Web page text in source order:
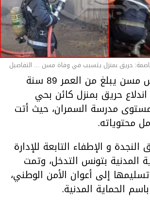
حريق بمنزل يتسبب في وفاة مسن ... التفاصيل
توفي يوم أمس مسن يبلغ من العمر 89 سنة
حريق بمنزل كائن بحي
1 على مستوى مدرسة السمران، حيث أتت
محتوياته.
و الإطفاء التابعة للإدارة
المدنية بتونس التدخل، وتمت
إلى أعوان الأمن الوطني،
الحماية المدنية.